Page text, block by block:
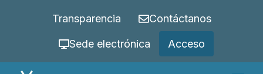
Transparencia Contáctanos
Sede electrónica Acceso